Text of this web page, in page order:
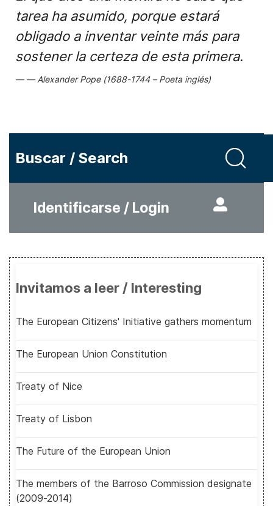
tarea ha asumido, porque estará
obligado a inventar veinte más para
sostener la certeza de esta primera.
Alexander Pope (1688-1744 – Poeta inglés)
Buscar / Search
Identificarse / Login
Invitamos a leer / Interesting
The European Citizens' Initiative gathers momentum
The European Union Constitution
Treaty of Nice
Treaty of Lisbon
The Future of the European Union
The members of the Barroso Commission designate
(2009-2014)